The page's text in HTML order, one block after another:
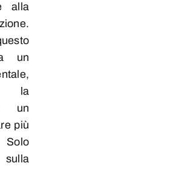
alla
un
la
un
più